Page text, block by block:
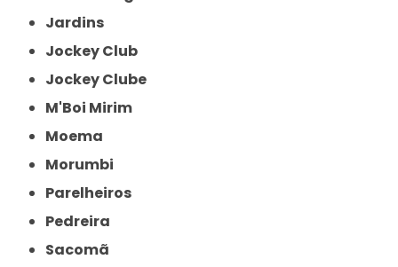
Jardins
Jockey Club
Jockey Clube
M'Boi Mirim
Moema
Morumbi
Parelheiros
Pedreira
Sacomã